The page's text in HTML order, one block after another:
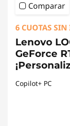
Comparar
6 CUOTAS SIN
Lenovo
GeForce
Copilot+ PC